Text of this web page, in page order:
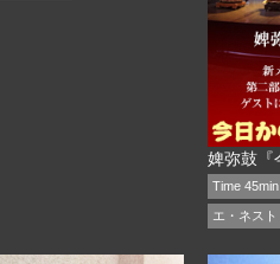
Time 45min
エ・ネスト